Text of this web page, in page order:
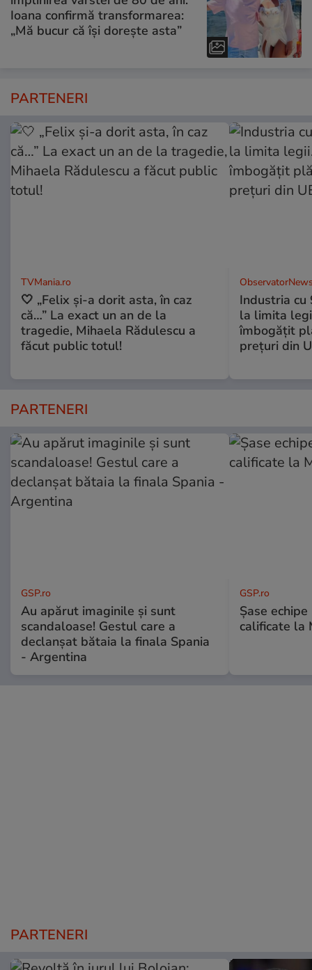
Ioana confirmă transformarea:
„Mă bucur că își dorește asta”
PARTENERI
TVMania.ro
🤍 „Felix și-a dorit asta, în caz
că…” La exact un an de la
tragedie, Mihaela Rădulescu a
făcut public totul!
Industria
la limita
îmbogăţit
preţuri din
PARTENERI
GSP.ro
Au apărut imaginile și sunt
scandaloase! Gestul care a
declanșat bătaia la finala Spania
- Argentina
GSP.ro
Șase
calificate la
PARTENERI